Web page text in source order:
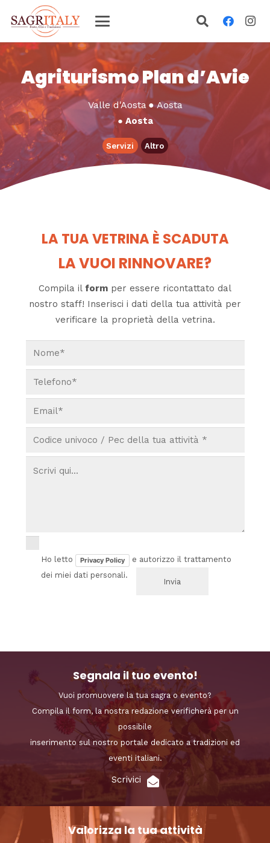
Agriturismo Plan d’Avie
Valle d'Aosta ●Aosta
● Aosta
Servizi Altro
LA TUA VETRINA È SCADUTA
LA VUOI RINNOVARE?
Compila il form per essere ricontattato dal
nostro staff! Inserisci i dati della tua attività per
verificare la proprietà della vetrina.
Ho letto Privacy Policy
e autorizzo il trattamento
dei miei dati personali.
Segnala il tuo evento!
Vuoi promuovere la tua sagra o evento?
Compila il form, la nostra redazione verificherà per un
possibile
inserimento sul nostro portale dedicato a tradizioni ed
eventi italiani.
Scrivici
Valorizza la tua attività